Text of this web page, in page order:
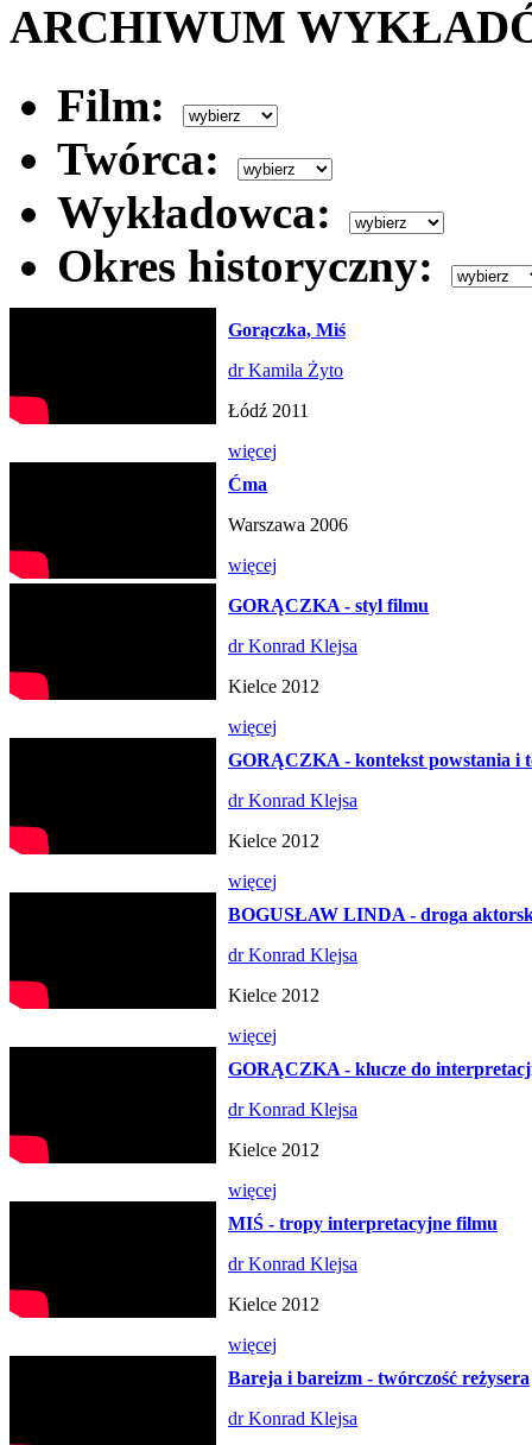
ARCHIWUM
Film:
Twórca:
Wykładowca:
Okres historyczny:
Gorączka, Miś
dr Kamila Żyto
Łódź 2011
więcej
Ćma
Warszawa 2006
więcej
GORĄCZKA - styl filmu
dr Konrad Klejsa
Kielce 2012
więcej
GORĄCZKA - kontekst powstania i
dr Konrad Klejsa
Kielce 2012
więcej
BOGUSŁAW LINDA - droga
dr Konrad Klejsa
Kielce 2012
więcej
GORĄCZKA - klucze do
dr Konrad Klejsa
Kielce 2012
więcej
MIŚ - tropy interpretacyjne filmu
dr Konrad Klejsa
Kielce 2012
więcej
Bareja i bareizm - twórczość reżysera
dr Konrad Klejsa